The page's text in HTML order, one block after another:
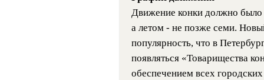
Движение конки должно было
а летом - не позже семи.
популярность, что в
появляться «Товарищества
обеспечением всех